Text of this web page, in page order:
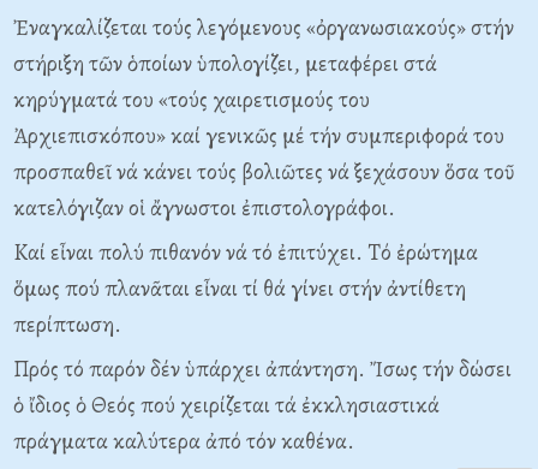
Ἐναγκαλίζεται τούς λεγόμενους «ὀργανωσιακούς» στήν
στήριξη τῶν ὁποίων ὑπολογίζει, μεταφέρει στά
κηρύγματά του «τούς χαιρετισμούς του
Ἀρχιεπισκόπου» καί γενικῶς μέ τήν συμπεριφορά του
προσπαθεῖ νά κάνει τούς βολιῶτες νά ξεχάσουν ὅσα τοῦ
κατελόγιζαν οἱ ἄγνωστοι ἐπιστολογράφοι.
Kαί εἶναι πολύ πιθανόν νά τό ἐπιτύχει. Tό ἐρώτημα
ὅμως πού πλανᾶται εἶναι τί θά γίνει στήν ἀντίθετη
περίπτωση.
Πρός τό παρόν δέν ὑπάρχει ἀπάντηση. Ἴσως τήν δώσει
ὁ ἴδιος ὁ Θεός πού χειρίζεται τά ἐκκλησιαστικά
πράγματα καλύτερα ἀπό τόν καθένα.